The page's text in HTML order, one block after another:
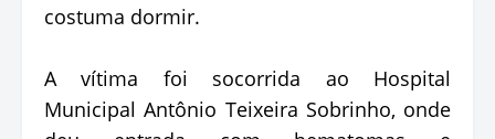
costuma dormir.
A vítima foi socorrida ao Hospital
Municipal Antônio Teixeira Sobrinho, onde